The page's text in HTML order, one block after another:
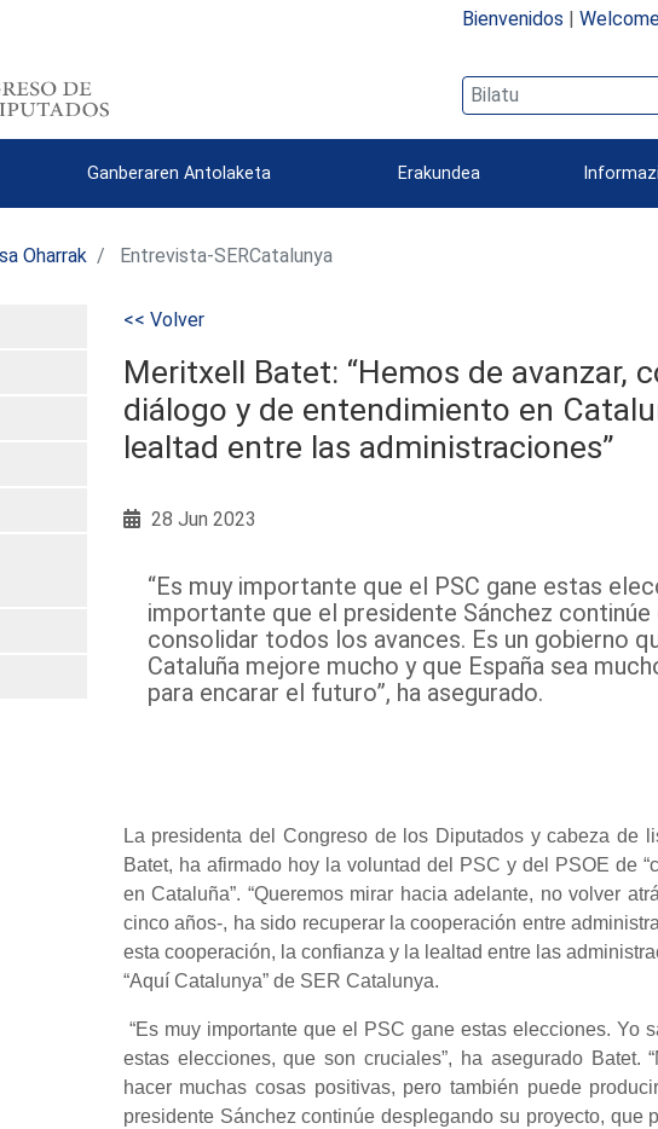
Bienvenidos |
Ganberaren Antolaketa Erakundea
Oharrak Entrevista-SERCatalunya
<< Volver
Meritxell Batet: “Hemos de avanzar,
diálogo y de entendimiento en
lealtad entre las administraciones”
28 Jun 2023
“Es muy importante que el PSC gane estas
importante que el presidente Sánchez
consolidar todos los avances. Es un gobierno
Cataluña mejore mucho y que España sea
para encarar el futuro”, ha asegurado.
La presidenta del Congreso de los Diputados y cabeza de
Batet, ha afirmado hoy la voluntad del PSC y del PSOE de
en Cataluña”. “Queremos mirar hacia adelante, no volver
cinco años-, ha sido recuperar la cooperación entre
esta cooperación, la confianza y la lealtad entre las
“Aquí Catalunya” de SER Catalunya.
“Es muy importante que el PSC gane estas elecciones.
estas elecciones, que son cruciales”, ha asegurado Batet.
hacer muchas cosas positivas, pero también puede
presidente Sánchez continúe desplegando su proyecto,